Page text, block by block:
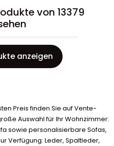
von 13379
anzeigen
Preis finden Sie auf Vente-
Auswahl für Ihr Wohnzimmer:
sowie personalisierbare Sofas,
Verfügung: Leder, Spaltleder,